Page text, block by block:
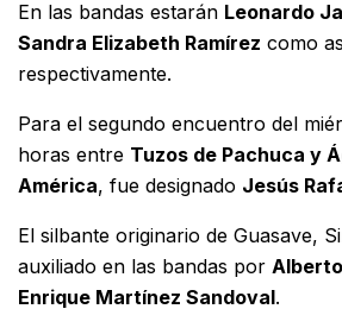
En las bandas estarán Leonardo
Sandra Elizabeth Ramírez como
respectivamente.
Para el segundo encuentro del
horas entre Tuzos de Pachuca y
América, fue designado Jesús
El silbante originario de Guasave,
auxiliado en las bandas por
Enrique Martínez Sandoval.